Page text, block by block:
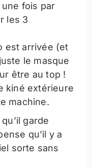
une fois par
les 3
est arrivée (et
le masque
être au top !
kiné extérieure
machine.
garde
qu’il y a
sorte sans